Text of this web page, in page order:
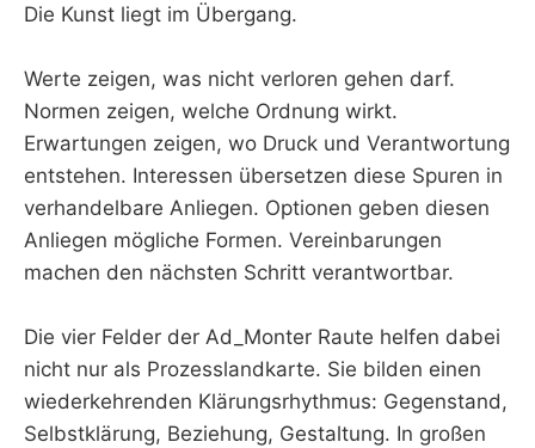
Die Kunst liegt im Übergang.
Werte zeigen, was nicht verloren gehen darf.
Normen zeigen, welche Ordnung wirkt.
Erwartungen zeigen, wo Druck und Verantwortung
entstehen. Interessen übersetzen diese Spuren in
verhandelbare Anliegen. Optionen geben diesen
Anliegen mögliche Formen. Vereinbarungen
machen den nächsten Schritt verantwortbar.
Die vier Felder der Ad_Monter Raute helfen dabei
nicht nur als Prozesslandkarte. Sie bilden einen
wiederkehrenden Klärungsrhythmus: Gegenstand,
Selbstklärung, Beziehung, Gestaltung. In großen